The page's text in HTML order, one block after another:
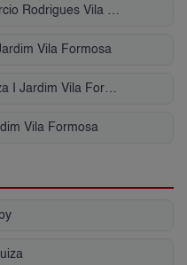
Condomínio Residencial Horárcio Rodrigues Vila Formosa
Vila Formosa
Condomínio Residencial Floriza I Jardim Vila Formosa
Vila Formosa